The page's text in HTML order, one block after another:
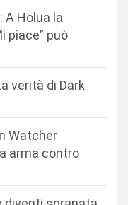
A Holua la
piace” può
verità di Dark
Watcher
arma contro